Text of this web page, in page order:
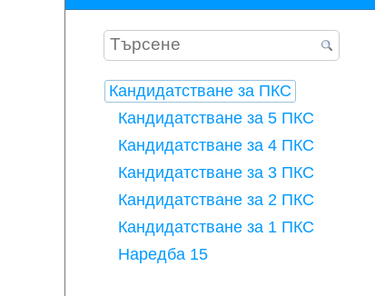
Кандидатстване за ПКС
Кандидатстване за 5 ПКС
Кандидатстване за 4 ПКС
Кандидатстване за 3 ПКС
Кандидатстване за 2 ПКС
Кандидатстване за 1 ПКС
Наредба 15